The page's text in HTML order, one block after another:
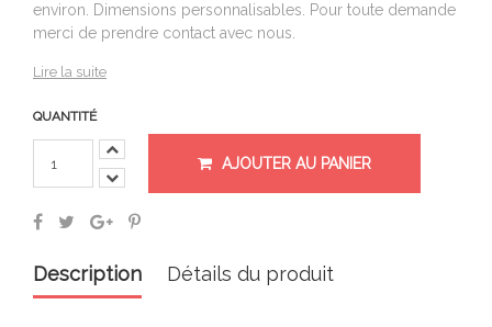
environ. Dimensions personnalisables. Pour toute demande
merci de prendre contact avec nous.
Lire la suite
QUANTITÉ
AJOUTER AU PANIER
Description Détails du produit